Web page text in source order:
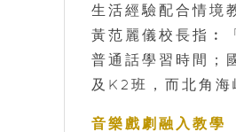
生活經驗配合情境
黃范麗儀校長指︰
普通話學習時間；
及K2班，而北角
音樂戲劇融入教學